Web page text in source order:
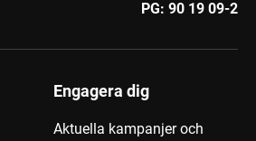
PG: 90 19 09-2
Engagera dig
Aktuella kampanjer och